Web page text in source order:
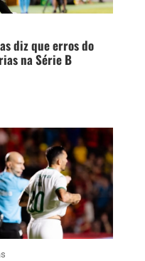
diz que erros do
na Série B